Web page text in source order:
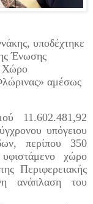
υποδέχτηκε
Ένωσης
Χώρο
» αμέσως
11.602.481,92
υπόγειου
,
περίπου 350
χώρο
Περιφερειακής
ανάπλαση του